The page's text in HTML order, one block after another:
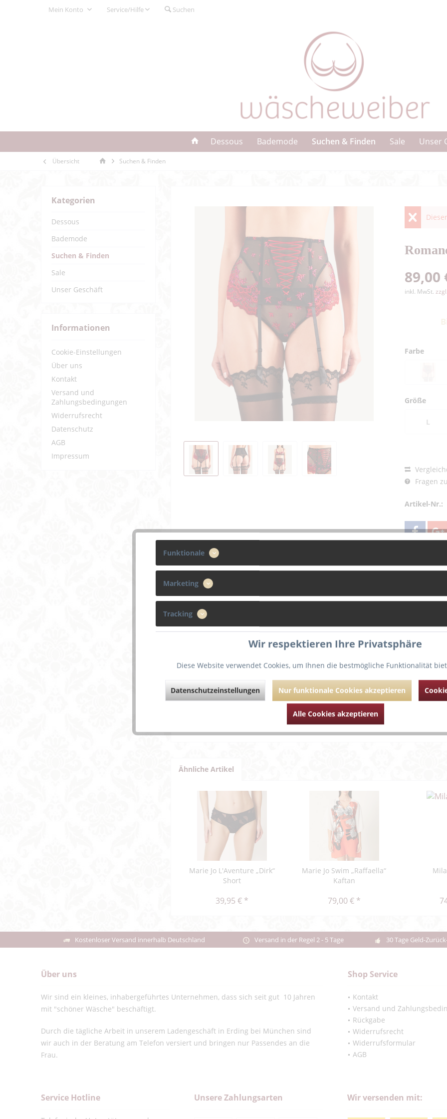
Mein Konto Service/Hilfe Suchen
Dessous Bademode Suchen & Finden Sale Unser
Übersicht Suchen & Finden
Kategorien
Dessous
Bademode
Suchen & Finden
Sale
Unser Geschäft
Informationen
Cookie-Einstellungen
Über uns
Kontakt
Versand und
Zahlungsbedingungen
Widerrufsrecht
Datenschutz
AGB
Impressum
89,00
inkl. MwSt.
Farbe
Größe
L
Fragen
Artikel-Nr.:
Beschreibung Bewertungen 0
kaschiert den Bauchansatz
zweifarbig bestickt mit angedeuteter
dreifach verstellbar im Rücken
Weiterführende Links zu "Romance Hüftgürtel"
Ähnliche Artikel
Marie Jo L'Aventure „Dirk“
Short
39,95 € *
Marie Jo Swim „Raffaella“
Kaftan
79,00 € *
Kostenloser Versand innerhalb Deutschland Versand in der Regel 2 - 5 Tage 30 Tage Geld-
Über uns
Wir sind ein kleines, inhabergeführtes Unternehmen, dass sich seit gut 10 Jahren
mit "schöner Wäsche" beschäftigt.
Durch die tägliche Arbeit in unserem Ladengeschäft in Erding bei München sind
wir auch in der Beratung am Telefon versiert und bringen nur Passendes an die
Frau.
Shop Service
Kontakt
Versand und
Rückgabe
Widerrufsrecht
Widerrufsformular
AGB
Service Hotline Unsere Zahlungsarten Wir versenden mit:
Funktionale
Marketing
Tracking
Wir respektieren Ihre Privatsphäre
Diese Website verwendet Cookies, um Ihnen die bestmögliche Funktionalität
Datenschutzeinstellungen Nur funktionale Cookies akzeptieren
Alle Cookies akzeptieren